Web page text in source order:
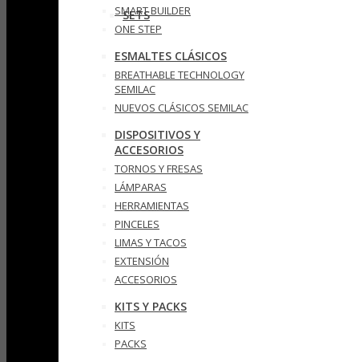
SETS
SMART BUILDER
ONE STEP
ESMALTES CLÁSICOS
BREATHABLE TECHNOLOGY
SEMILAC
NUEVOS CLÁSICOS SEMILAC
DISPOSITIVOS Y
ACCESORIOS
TORNOS Y FRESAS
LÁMPARAS
HERRAMIENTAS
PINCELES
LIMAS Y TACOS
EXTENSIÓN
ACCESORIOS
KITS Y PACKS
KITS
PACKS